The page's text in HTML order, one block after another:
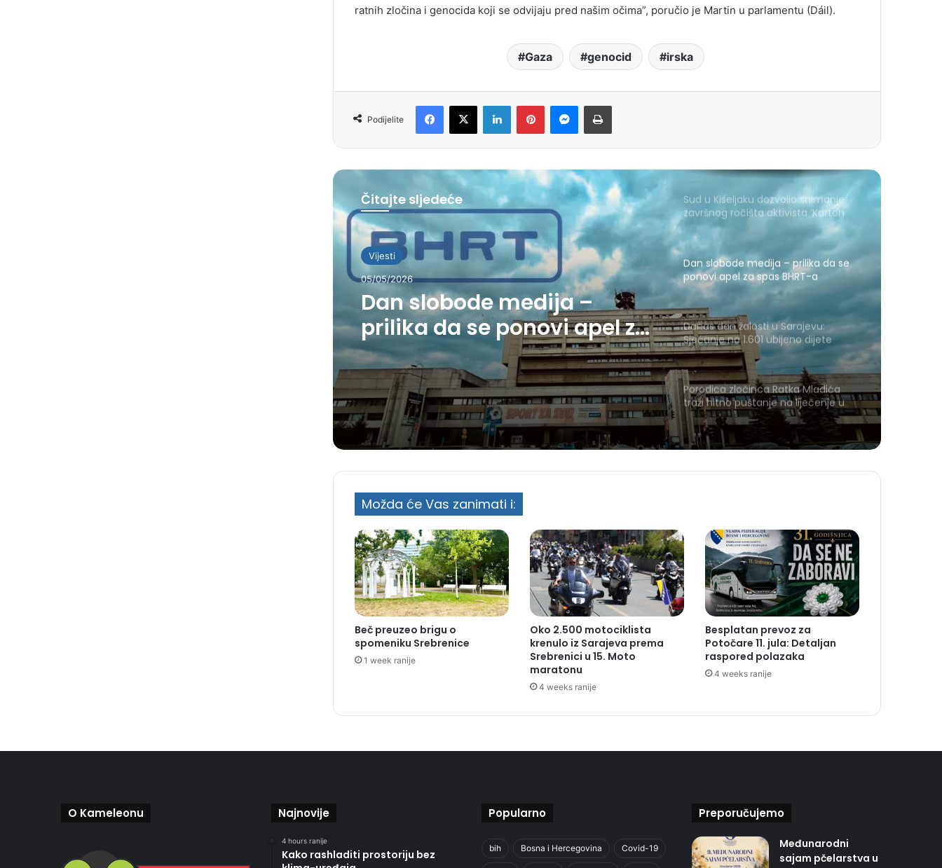
ratnih zločina i genocida koji se odvijaju pred našim očima”, poručio je Martin u parlamentu (Dáil).
Gaza genocid irska
Podijelite
Čitajte sljedeće
Vijesti
05/05/2026
Dan slobode medija –
prilika da se ponovi apel za
spas BHRT-a
Sud u Kiseljaku dozvolio snimanje
završnog ročišta aktivista ‘Karton
revolucije’
Dan slobode medija – prilika da se
ponovi apel za spas BHRT-a
Danas dan žalosti u Sarajevu:
Sjećanje na 1.601 ubijeno dijete
Porodica zločinca Ratka Mladića
traži hitno puštanje na liječenje u
Srbiju
Možda će Vas zanimati i:
Beč preuzeo brigu o
spomeniku Srebrenice
1 week ranije
Oko 2.500 motociklista
krenulo iz Sarajeva prema
Srebrenici u 15. Moto
maratonu
4 weeks ranije
Besplatan prevoz za
Potočare 11. jula: Detaljan
raspored polazaka
4 weeks ranije
O Kameleonu Najnovije
4 hours ranije
Kako rashladiti prostoriju bez
Popularno
bih Bosna i Hercegovina Covid-19
Preporučujemo
Međunarodni
sajam pčelarstva u